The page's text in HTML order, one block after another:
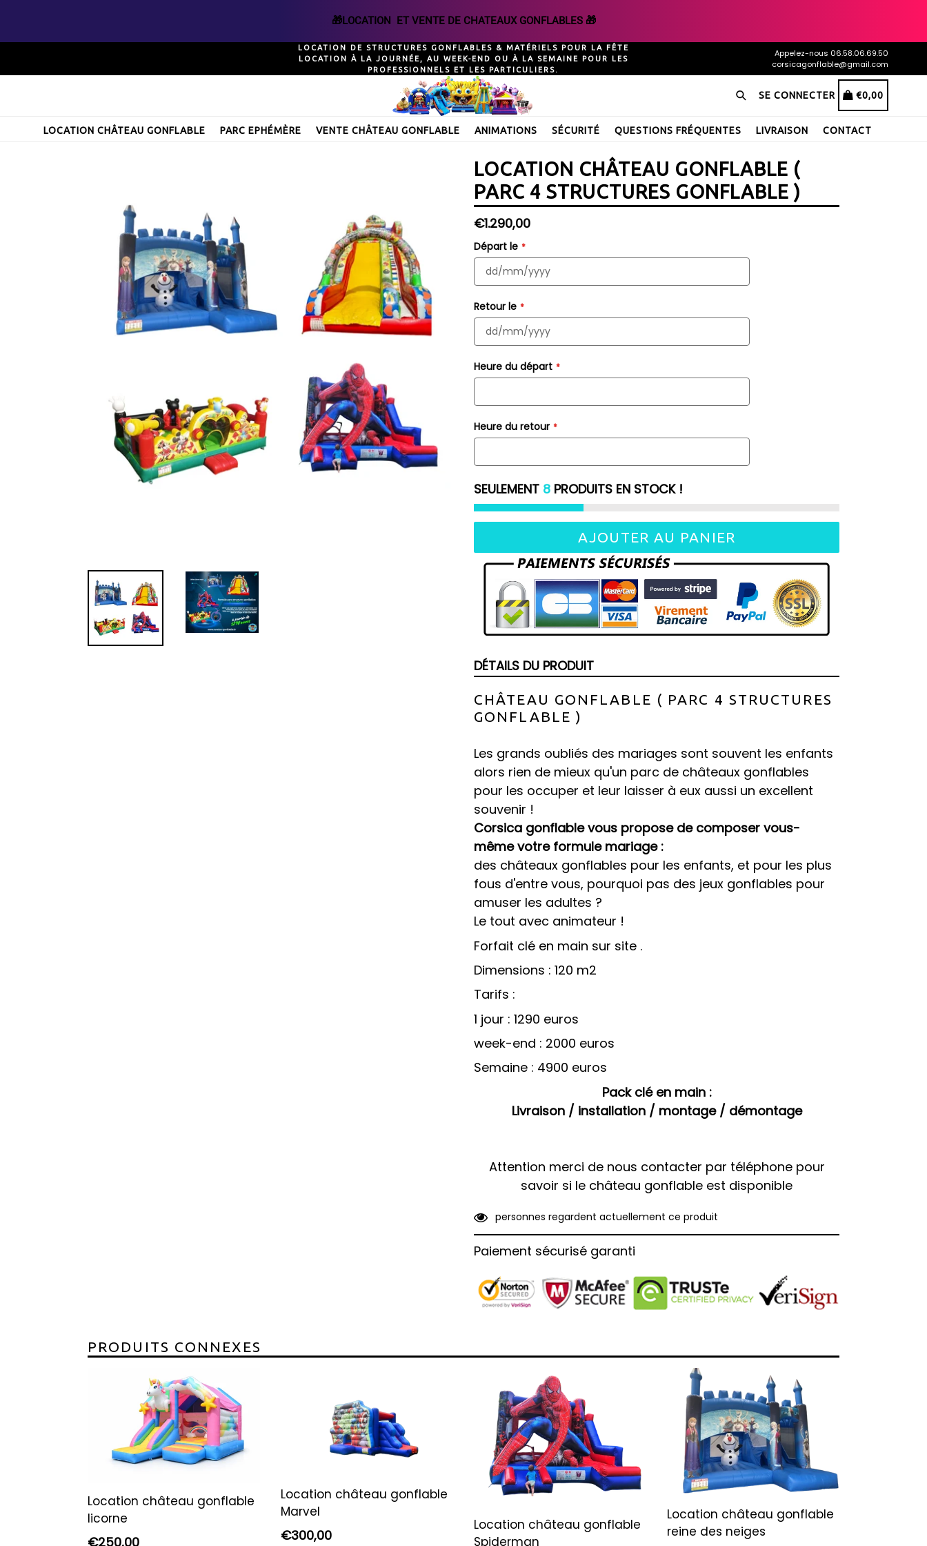
🎁LOCATION  ET VENTE DE CHATEAUX GONFLABLES 🎁
LOCATION DE STRUCTURES GONFLABLES & MATÉRIELS POUR LA FÊTE
LOCATION À LA JOURNÉE, AU WEEK-END OU À LA SEMAINE POUR LES
PROFESSIONNELS ET LES PARTICULIERS.
Appelez-nous 06.58.06.69.50
corsicagonflable@gmail.com
Recherche
SE CONNECTER PANIER
PANIER
€0,00
LOCATION CHÂTEAU GONFLABLE PARC EPHÉMÈRE VENTE CHÂTEAU GONFLABLE ANIMATIONS SÉCURITÉ QUESTIONS FRÉQUENTES LIVRAISON CONTACT
LOCATION CHÂTEAU GONFLABLE (
PARC 4 STRUCTURES GONFLABLE )
Prix
régulier
€1.290,00
Départ le
Retour le
Heure du départ
Heure du retour
SEULEMENT 8 PRODUITS EN STOCK !
AJOUTER AU PANIER
DÉTAILS DU PRODUIT
CHÂTEAU GONFLABLE ( PARC 4 STRUCTURES
GONFLABLE )
Les grands oubliés des mariages sont souvent les enfants
alors rien de mieux qu'un parc de châteaux gonflables
pour les occuper et leur laisser à eux aussi un excellent
souvenir !
Corsica gonflable vous propose de composer vous-
même votre formule mariage :
des châteaux gonflables pour les enfants, et pour les plus
fous d'entre vous, pourquoi pas des jeux gonflables pour
amuser les adultes ?
Le tout avec animateur !
Forfait clé en main sur site .
Dimensions : 120 m2
Tarifs :
1 jour : 1290 euros
week-end : 2000 euros
Semaine : 4900 euros
Pack clé en main :
Livraison / installation / montage / démontage ​
Attention merci de nous contacter par téléphone pour
savoir si le château gonflable est disponible
38 personnes regardent actuellement ce produit
Paiement sécurisé garanti
PRODUITS CONNEXES
Location château gonflable
licorne
Prix
€250,00
Location château gonflable
Marvel
Prix
€300,00
Location château gonflable
Spiderman
Location château gonflable
reine des neiges